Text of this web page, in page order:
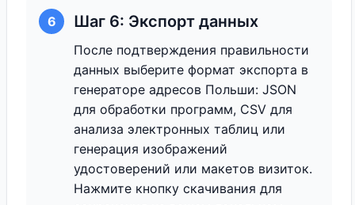
6 Шаг 6: Экспорт данных
После подтверждения правильности
данных выберите формат экспорта в
генераторе адресов Польши: JSON
для обработки программ, CSV для
анализа электронных таблиц или
генерация изображений
удостоверений или макетов визиток.
Нажмите кнопку скачивания для